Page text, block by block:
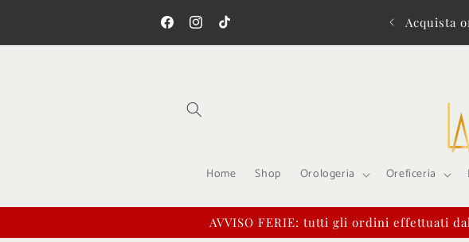
FacebookInstagramTikTok
Spedizione gratis su una spesa minima di €
Acquista
Home Shop Orologeria Oreficeria
AVVISO FERIE: tutti gli ordini effettuati